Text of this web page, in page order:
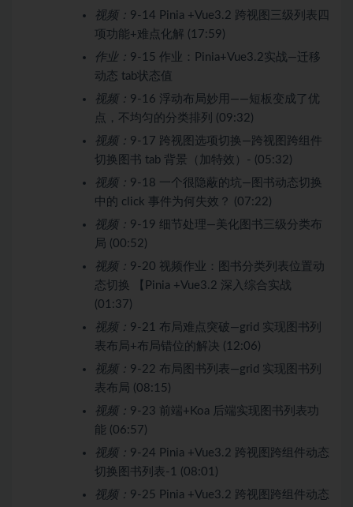
视频： 9-14 Pinia +Vue3.2 跨视图三级列表四
项功能+难点化解 (17:59)
作业： 9-15 作业：Pinia+Vue3.2实战—迁移
动态 tab状态值
视频： 9-16 浮动布局妙用——短板变成了优
点，不均匀的分类排列 (09:32)
视频： 9-17 跨视图选项切换—跨视图跨组件
切换图书 tab 背景（加特效）- (05:32)
视频： 9-18 一个很隐蔽的坑—图书动态切换
中的 click 事件为何失效？ (07:22)
视频： 9-19 细节处理—美化图书三级分类布
局 (00:52)
视频： 9-20 视频作业：图书分类列表位置动
态切换 【Pinia +Vue3.2 深入综合实战
(01:37)
视频： 9-21 布局难点突破—grid 实现图书列
表布局+布局错位的解决 (12:06)
视频： 9-22 布局图书列表—grid 实现图书列
表布局 (08:15)
视频： 9-23 前端+Koa 后端实现图书列表功
能 (06:57)
视频： 9-24 Pinia +Vue3.2 跨视图跨组件动态
切换图书列表-1 (08:01)
视频： 9-25 Pinia +Vue3.2 跨视图跨组件动态